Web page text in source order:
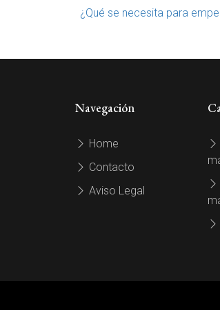
¿Qué se necesita para
Navegación
Home
Contacto
Aviso Legal